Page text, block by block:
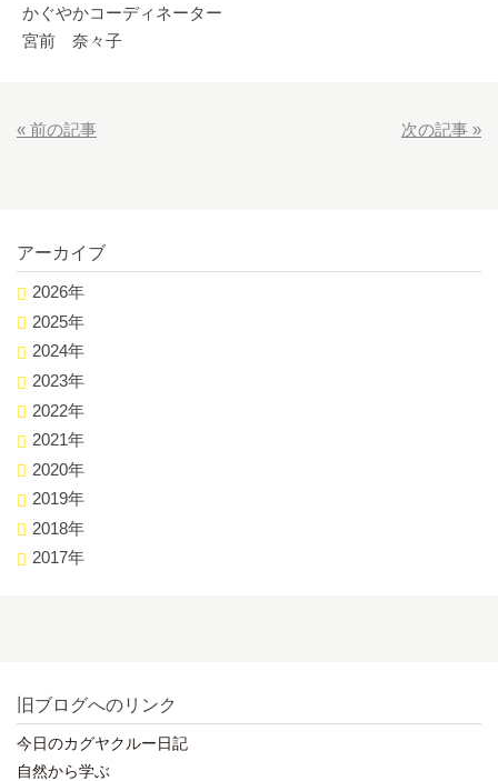
かぐやかコーディネーター
宮前 奈々子
« 前の記事 次の記事 »
アーカイブ
2026年
2025年
2024年
2023年
2022年
2021年
2020年
2019年
2018年
2017年
旧ブログへのリンク
今日のカグヤクルー日記
自然から学ぶ